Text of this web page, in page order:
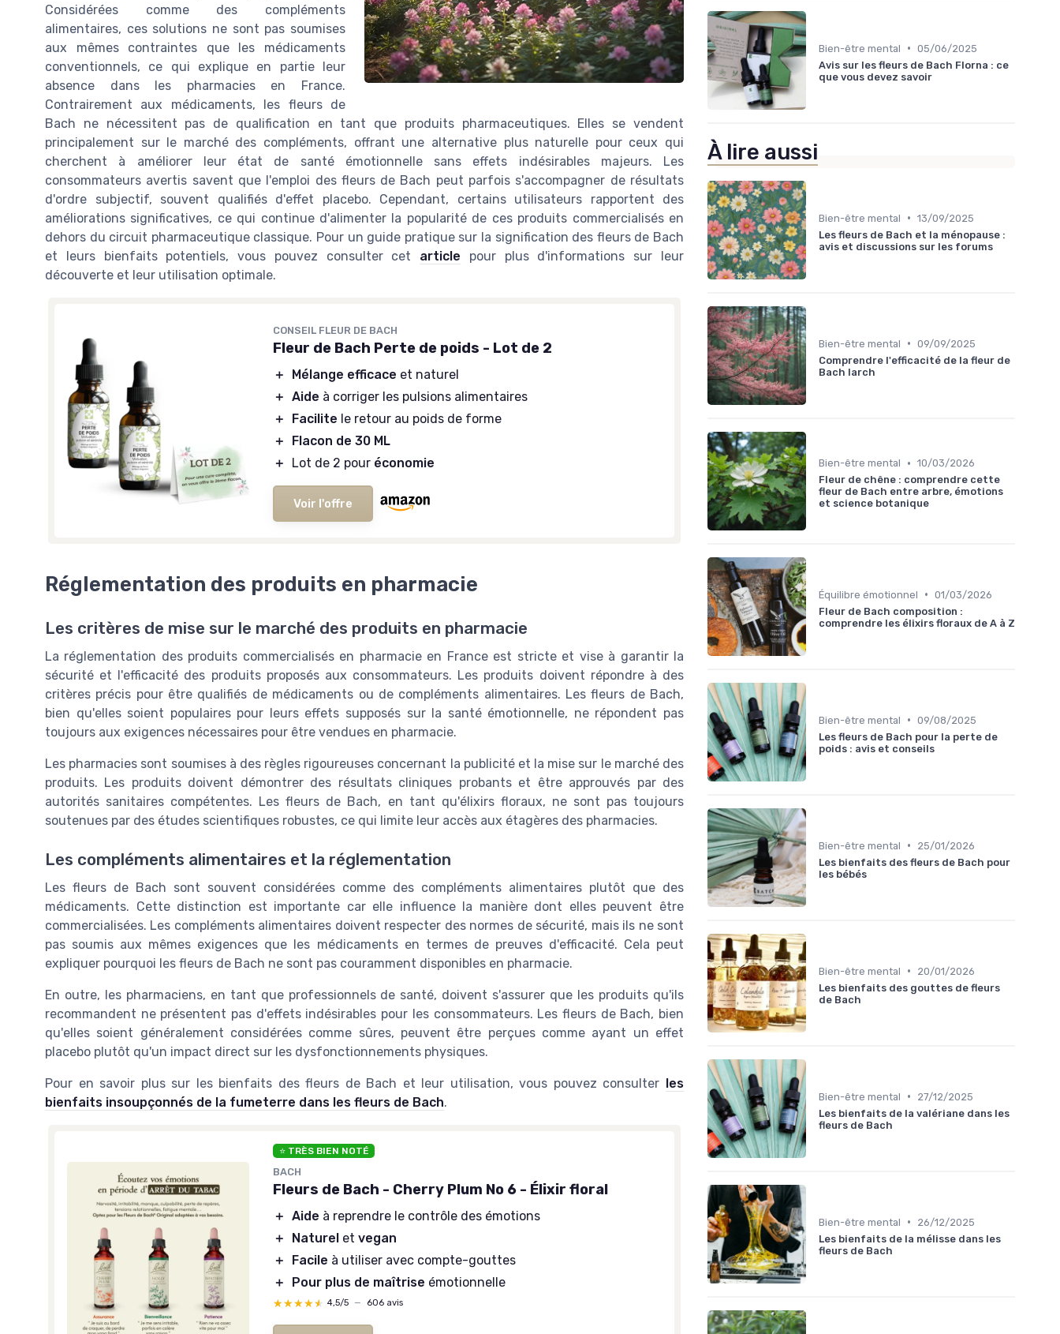
Considérées comme des compléments
alimentaires, ces solutions ne sont pas soumises
aux mêmes contraintes que les médicaments
conventionnels, ce qui explique en partie leur
absence dans les pharmacies en France.
Contrairement aux médicaments, les fleurs de
Bach ne nécessitent pas de qualification en tant que produits pharmaceutiques. Elles se vendent
principalement sur le marché des compléments, offrant une alternative plus naturelle pour ceux qui
cherchent à améliorer leur état de santé émotionnelle sans effets indésirables majeurs. Les
consommateurs avertis savent que l'emploi des fleurs de Bach peut parfois s'accompagner de résultats
d'ordre subjectif, souvent qualifiés d'effet placebo. Cependant, certains utilisateurs rapportent des
améliorations significatives, ce qui continue d'alimenter la popularité de ces produits commercialisés en
dehors du circuit pharmaceutique classique. Pour un guide pratique sur la signification des fleurs de Bach
et leurs bienfaits potentiels, vous pouvez consulter cet article pour plus d'informations sur leur
découverte et leur utilisation optimale.
CONSEIL FLEUR DE BACH
Fleur de Bach Perte de poids - Lot de 2
＋ Mélange efficace et naturel
＋ Aide à corriger les pulsions alimentaires
＋
Facilite le retour au poids de forme
＋
Flacon de 30 ML
＋
Lot de 2 pour économie
Voir l'offre
Réglementation des produits en pharmacie
Les critères de mise sur le marché des produits en pharmacie
La réglementation des produits commercialisés en pharmacie en France est stricte et vise à garantir la
sécurité et l'efficacité des produits proposés aux consommateurs. Les produits doivent répondre à des
critères précis pour être qualifiés de médicaments ou de compléments alimentaires. Les fleurs de Bach,
bien qu'elles soient populaires pour leurs effets supposés sur la santé émotionnelle, ne répondent pas
toujours aux exigences nécessaires pour être vendues en pharmacie.
Les pharmacies sont soumises à des règles rigoureuses concernant la publicité et la mise sur le marché des
produits. Les produits doivent démontrer des résultats cliniques probants et être approuvés par des
autorités sanitaires compétentes. Les fleurs de Bach, en tant qu'élixirs floraux, ne sont pas toujours
soutenues par des études scientifiques robustes, ce qui limite leur accès aux étagères des pharmacies.
Les compléments alimentaires et la réglementation
Les fleurs de Bach sont souvent considérées comme des compléments alimentaires plutôt que des
médicaments. Cette distinction est importante car elle influence la manière dont elles peuvent être
commercialisées. Les compléments alimentaires doivent respecter des normes de sécurité, mais ils ne sont
pas soumis aux mêmes exigences que les médicaments en termes de preuves d'efficacité. Cela peut
expliquer pourquoi les fleurs de Bach ne sont pas couramment disponibles en pharmacie.
En outre, les pharmaciens, en tant que professionnels de santé, doivent s'assurer que les produits qu'ils
recommandent ne présentent pas d'effets indésirables pour les consommateurs. Les fleurs de Bach, bien
qu'elles soient généralement considérées comme sûres, peuvent être perçues comme ayant un effet
placebo plutôt qu'un impact direct sur les dysfonctionnements physiques.
Pour en savoir plus sur les bienfaits des fleurs de Bach et leur utilisation, vous pouvez consulter les
bienfaits insoupçonnés de la fumeterre dans les fleurs de Bach.
⭐ TRÈS BIEN NOTÉ
BACH
Fleurs de Bach - Cherry Plum No 6 - Élixir floral
＋ Aide à reprendre le contrôle des émotions
＋
Naturel etvegan
＋
Facile à utiliser avec compte-gouttes
＋
Pour plus de maîtrise émotionnelle
★★★★★
★★★★★ 4,5/5 — 606 avis
Bien-être mental • 05/06/2025
Avis sur les fleurs de Bach Florna : ce
que vous devez savoir
À lire aussi
Bien-être mental • 13/09/2025
Les fleurs de Bach et la ménopause :
avis et discussions sur les forums
Bien-être mental • 09/09/2025
Comprendre l'efficacité de la fleur de
Bach larch
Bien-être mental • 10/03/2026
Fleur de chêne : comprendre cette
fleur de Bach entre arbre, émotions
et science botanique
Équilibre émotionnel • 01/03/2026
Fleur de Bach composition :
comprendre les élixirs floraux de A à Z
Bien-être mental • 09/08/2025
Les fleurs de Bach pour la perte de
poids : avis et conseils
Bien-être mental •
25/01/2026
Les bienfaits des fleurs de Bach pour
les bébés
Bien-être mental •
20/01/2026
Les bienfaits des gouttes de fleurs
de Bach
Bien-être mental •
27/12/2025
Les bienfaits de la valériane dans les
fleurs de Bach
Bien-être mental •
26/12/2025
Les bienfaits de la mélisse dans les
fleurs de Bach